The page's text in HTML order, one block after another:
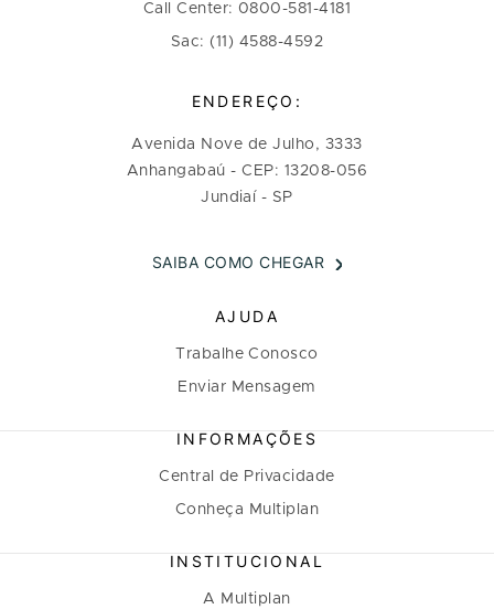
Call Center: 0800-581-4181
Sac: (11) 4588-4592
ENDEREÇO:
Avenida Nove de Julho, 3333
Anhangabaú - CEP: 13208-056
Jundiaí - SP
SAIBA COMO CHEGAR
AJUDA
Trabalhe Conosco
Enviar Mensagem
INFORMAÇÕES
Central de Privacidade
Conheça Multiplan
INSTITUCIONAL
A Multiplan